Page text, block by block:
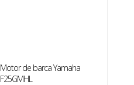
Motor de barca Yamaha
F25GMHL